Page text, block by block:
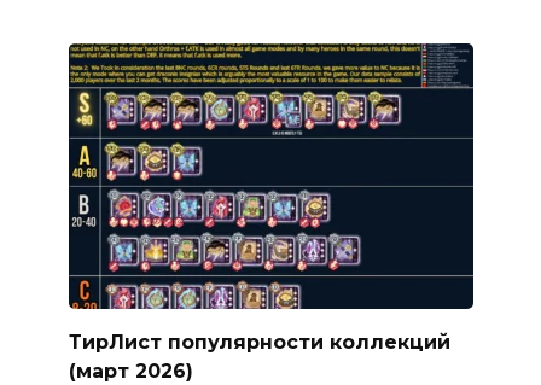
ТирЛист популярности коллекций
(март 2026)